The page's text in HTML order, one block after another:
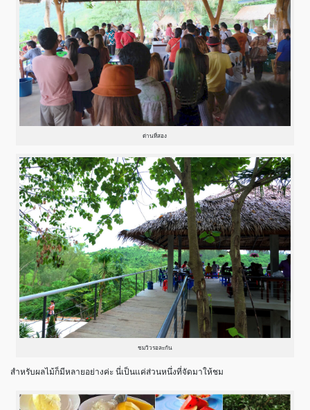
ด่านที่สอง
ชมวิวรอละกัน
สำหรับผลไม้ก็มีหลายอย่างค่ะ นี่เป็นแค่ส่วนหนึ่งที่จัดมาให้ชม